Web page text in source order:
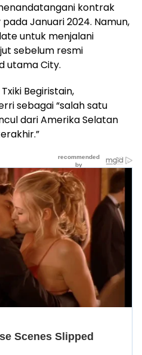
kontrak
Januari 2024. Namun,
untuk menjalani
sebelum resmi
utama City.
Begiristain,
sebagai “salah satu
dari Amerika Selatan